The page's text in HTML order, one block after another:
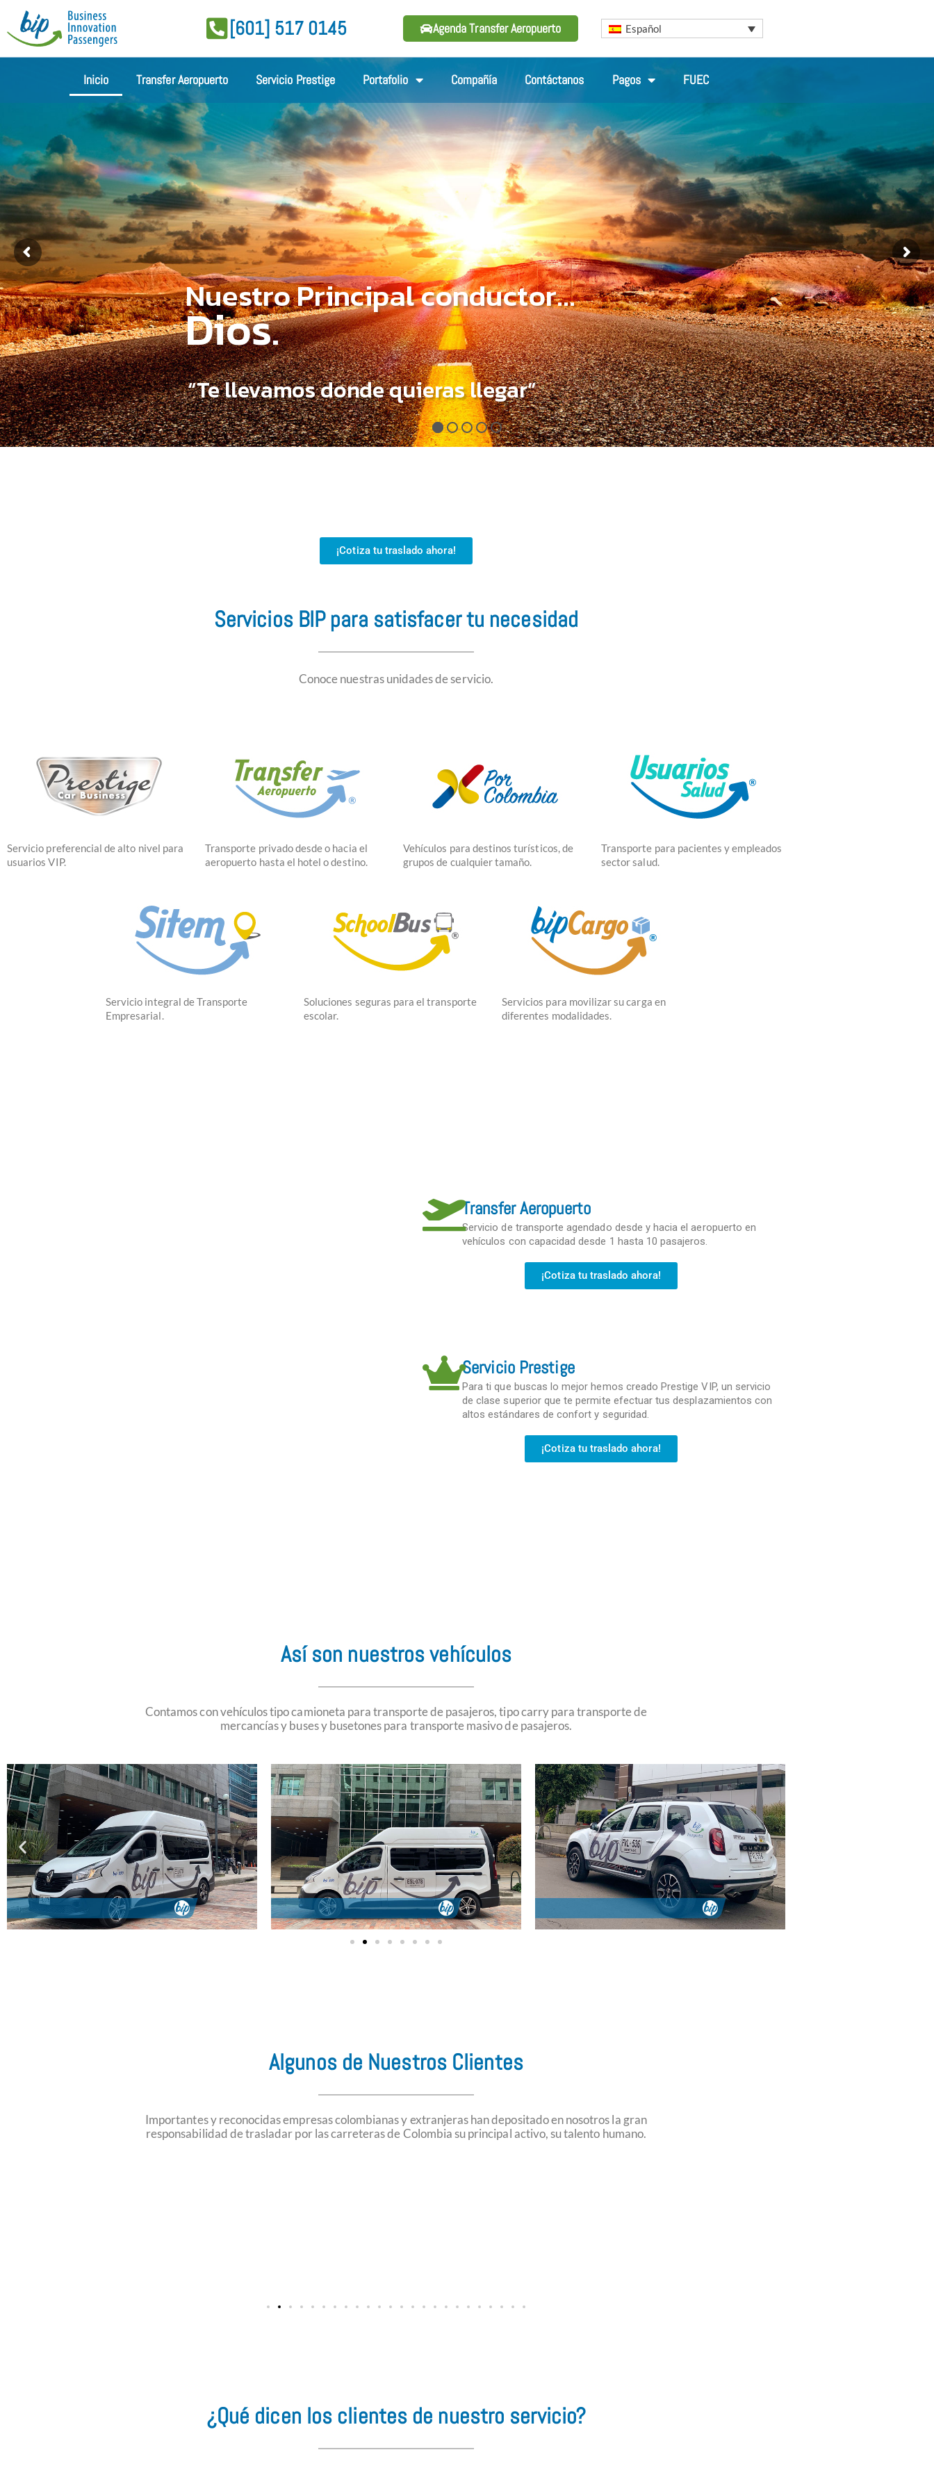
[601] 517 0145 Agenda Transfer Aeropuerto Español
Inicio Transfer Aeropuerto Servicio Prestige Portafolio Compañía Contáctanos Pagos FUEC
Dios.
Nuestro Principal conductor...
“Te llevamos donde quieras llegar”
¡Cotiza tu traslado ahora!
Servicios BIP para satisfacer tu necesidad
Conoce nuestras unidades de servicio.
Servicio preferencial de alto nivel para
usuarios VIP.
Transporte privado desde o hacia el
aeropuerto hasta el hotel o destino.
Vehículos para destinos turísticos, de
grupos de cualquier tamaño.
Transporte para pacientes y empleados
sector salud.
Servicio integral de Transporte
Empresarial.
Soluciones seguras para el transporte
escolar.
Servicios para movilizar su carga en
diferentes modalidades.
Transfer Aeropuerto
Servicio de transporte agendado desde y hacia el aeropuerto en
vehículos con capacidad desde 1 hasta 10 pasajeros.
¡Cotiza tu traslado ahora!
Servicio Prestige
Para ti que buscas lo mejor hemos creado Prestige VIP, un servicio
de clase superior que te permite efectuar tus desplazamientos con
altos estándares de confort y seguridad.
¡Cotiza tu traslado ahora!
Así son nuestros vehículos
Contamos con vehículos tipo camioneta para transporte de pasajeros, tipo carry para transporte de
mercancías y buses y busetones para transporte masivo de pasajeros.
Algunos de Nuestros Clientes
Importantes y reconocidas empresas colombianas y extranjeras han depositado en nosotros la gran
responsabilidad de trasladar por las carreteras de Colombia su principal activo, su talento humano.
¿Qué dicen los clientes de nuestro servicio?